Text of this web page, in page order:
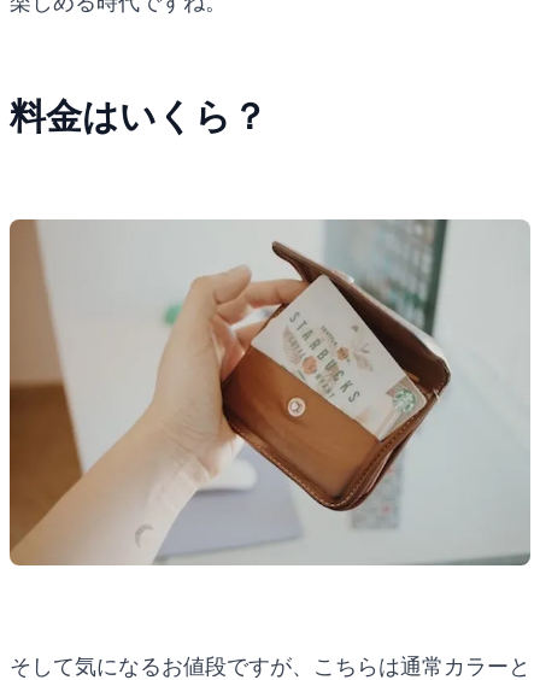
料金はいくら？
そして気になるお値段ですが、こちらは通常カラーと